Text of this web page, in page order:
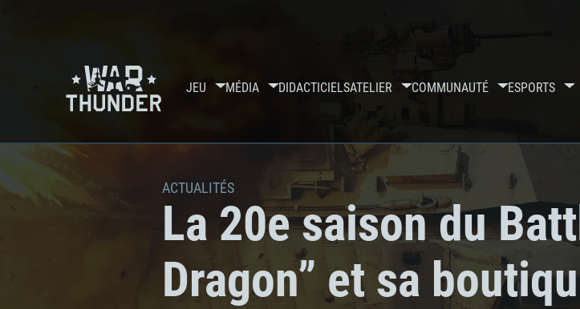
JEU MÉDIA DIDACTICIELSATELIER COMMUNAUTÉ ESPORTS
ACTUALITÉS
La 20e saison du
Dragon” et sa